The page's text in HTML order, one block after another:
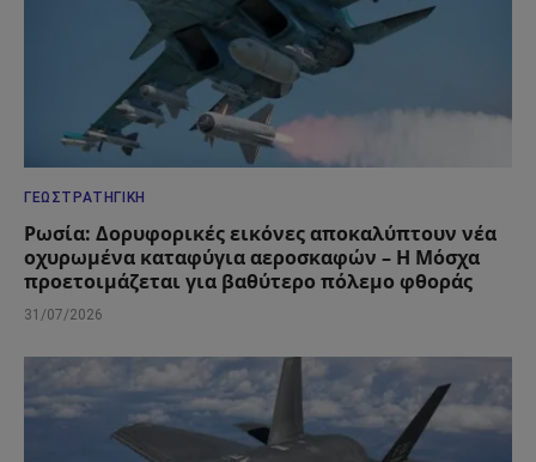
ΓΕΩΣΤΡΑΤΗΓΙΚΉ
Ρωσία: Δορυφορικές εικόνες αποκαλύπτουν νέα
οχυρωμένα καταφύγια αεροσκαφών – Η Μόσχα
προετοιμάζεται για βαθύτερο πόλεμο φθοράς
31/07/2026